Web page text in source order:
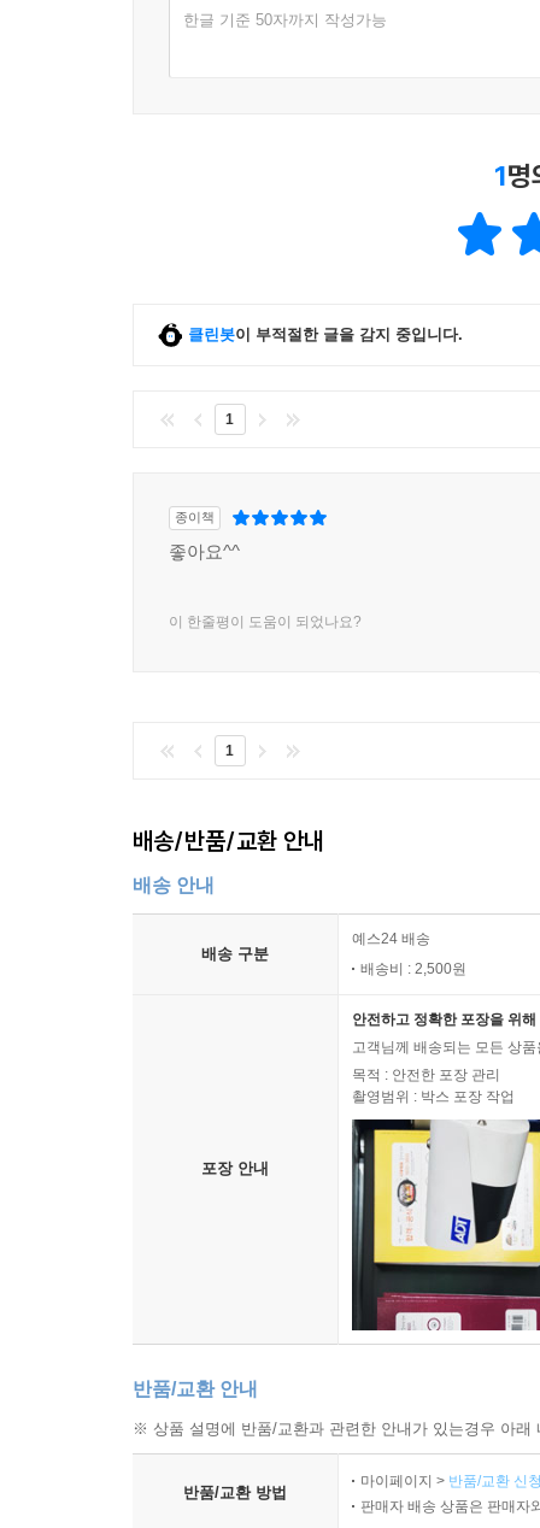
한글 기준 50자까지 작성가능
1명
클린봇이 부적절한 글을 감지 중입니다.
1
종이책
좋아요^^
이 한줄평이 도움이 되었나요?
1
배송/반품/교환 안내
배송 안내
배송 구분
예스24 배송
배송비 : 2,500원
포장 안내
안전하고 정확한 포장을 위
고객님께 배송되는 모든 상
목적 : 안전한 포장 관리
촬영범위 : 박스 포장 작업
반품/교환 안내
※ 상품 설명에 반품/교환과 관련한 안내가 있는경우 아
반품/교환 방법
마이페이지 > 반품/교환 신
판매자 배송 상품은 판매자